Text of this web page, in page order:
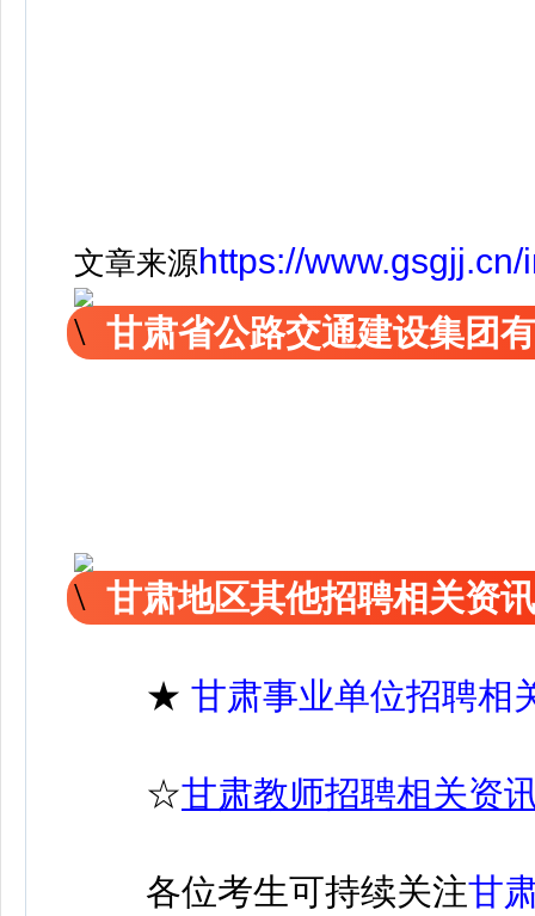
文章来源https://
甘肃省公路交通建设集团
甘肃地区其他招聘相关资
★ 甘肃事业单位招聘相
☆甘肃教师招聘相关资
各位考生可持续关注甘